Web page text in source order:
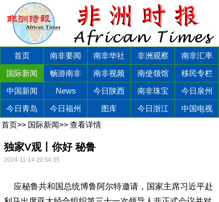
首页 南非要闻 南非华社 非洲观察 南非汇率
国际新闻 畅游南非 南非视频 南使领馆 移民专栏
中国新闻 News 今日陕西 南非珠宝 今日泉州
今日青岛 今日福州 图库 今日浙江
中国电视
首页>> 国际新闻>> 查看详情
独家V观丨你好 秘鲁
2024-11-14 20:54:35
应秘鲁共和国总统博鲁阿尔特邀请，国家主席习近平赴